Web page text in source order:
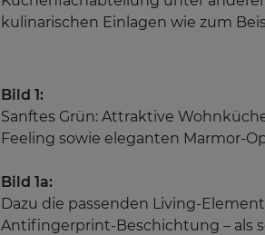
kulinarischen Einlagen wie zum
Bild 1:
Sanftes Grün: Attraktive
Feeling sowie eleganten Marmor-
Bild 1a:
Dazu die passenden Living-
Antifingerprint-Beschichtung – als